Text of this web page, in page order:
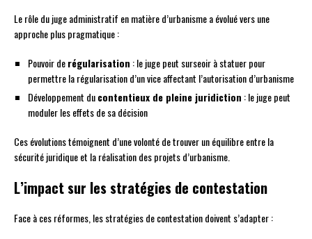
Le rôle du juge administratif en matière d’urbanisme a évolué vers une
approche plus pragmatique :
Pouvoir derégularisation : le juge peut surseoir à statuer pour
permettre la régularisation d’un vice affectant l’autorisation d’urbanisme
Développement ducontentieux de pleine juridiction : le juge peut
moduler les effets de sa décision
Ces évolutions témoignent d’une volonté de trouver un équilibre entre la
sécurité juridique et la réalisation des projets d’urbanisme.
L’impact sur les stratégies de contestation
Face à ces réformes, les stratégies de contestation doivent s’adapter :